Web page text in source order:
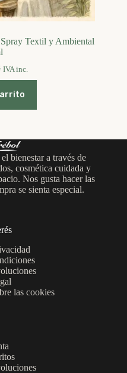
Textil y Ambiental
IVA inc.
bienestar a través de
cosmética cuidada y
Nos gusta hacer las
se sienta especial.
las cookies